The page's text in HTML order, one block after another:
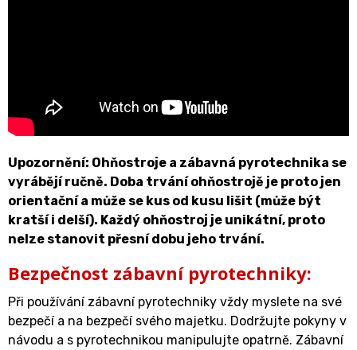
Upozornění: Ohňostroje a zábavná pyrotechnika se
vyrábějí ručně. Doba trvání ohňostrojě je proto jen
orientační a může se kus od kusu lišit (může být
kratší i delší). Každý ohňostroj je unikátní, proto
nelze stanovit přesní dobu jeho trvání.
Bezpečnost zábavní pyrotechniky:
Při používání zábavní pyrotechniky vždy myslete na své
bezpečí a na bezpečí svého majetku. Dodržujte pokyny v
návodu a s pyrotechnikou manipulujte opatrně. Zábavní